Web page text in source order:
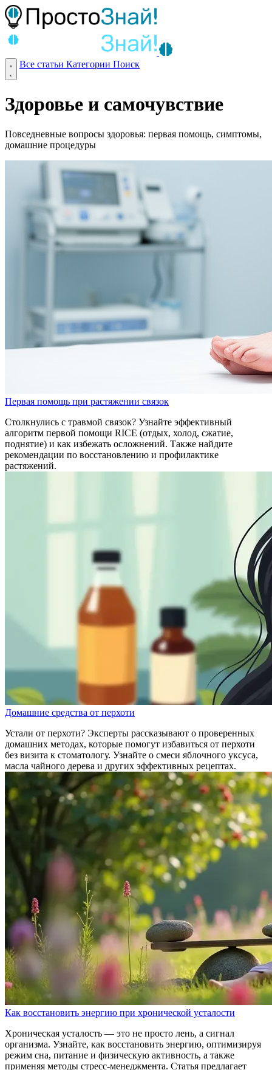
Все статьи Категории Поиск
Здоровье и самочувствие
Повседневные вопросы здоровья: первая помощь, симптомы,
домашние процедуры
Первая помощь при растяжении связок
Столкнулись с травмой связок? Узнайте эффективный
алгоритм первой помощи RICE (отдых, холод, сжатие,
поднятие) и как избежать осложнений. Также найдите
рекомендации по восстановлению и профилактике
растяжений.
Домашние средства от перхоти
Устали от перхоти? Эксперты рассказывают о проверенных
домашних методах, которые помогут избавиться от перхоти
без визита к стоматологу. Узнайте о смеси яблочного уксуса,
масла чайного дерева и других эффективных рецептах.
Как восстановить энергию при хронической усталости
Хроническая усталость — это не просто лень, а сигнал
организма. Узнайте, как восстановить энергию, оптимизируя
режим сна, питание и физическую активность, а также
применяя методы стресс-менеджмента. Статья предлагает